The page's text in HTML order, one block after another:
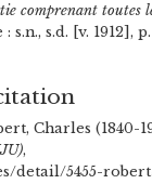
comprenant toutes
s.n., s.d. [v. 1912],
Charles (1840-
,
detail/5455-